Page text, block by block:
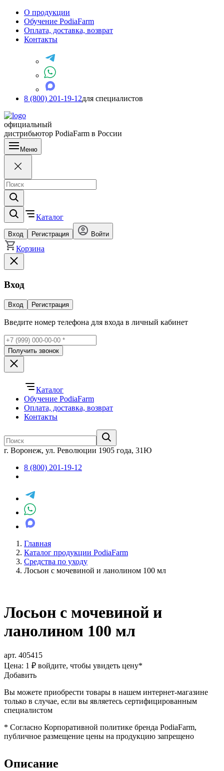
О продукции
Обучение PodiaFarm
Оплата, доставка, возврат
Контакты
8 (800) 201-19-12для специалистов
официальный
дистрибьютор PodiaFarm в России
Меню
Каталог
Вход Регистрация Войти
Корзина
Вход
Вход Регистрация
Введите номер телефона для входа в личный кабинет
Получить звонок
Каталог
Обучение PodiaFarm
Оплата, доставка, возврат
Контакты
г. Воронеж, ул. Революции 1905 года, 31Ю
8 (800) 201-19-12
Главная
Каталог продукции PodiaFarm
Средства по уходу
Лосьон с мочевиной и ланолином 100 мл
Лосьон с мочевиной и
ланолином 100 мл
арт. 405415
Цена: 1 ₽ войдите, чтобы увидеть цену*
Добавить
Вы можете приобрести товары в нашем интернет-магазине
только в случае, если вы являетесь сертифицированным
специалистом
* Согласно Корпоративной политике бренда PodiaFarm,
публичное размещение цены на продукцию запрещено
Описание